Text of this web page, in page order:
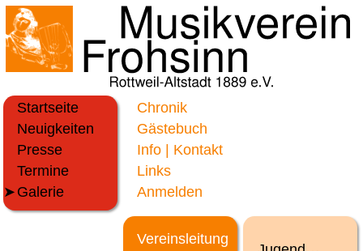
Startseite
Neuigkeiten
Presse
Termine
Galerie
Chronik
Gästebuch
Info | Kontakt
Links
Anmelden
Vereinsleitung